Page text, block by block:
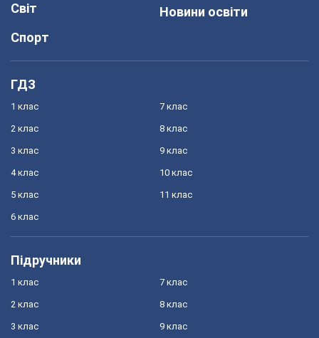
Світ
Спорт
Новини освіти
ГДЗ
1 клас
2 клас
3 клас
4 клас
5 клас
6 клас
7 клас
8 клас
9 клас
10 клас
11 клас
Підручники
1 клас
2 клас
3 клас
7 клас
8 клас
9 клас